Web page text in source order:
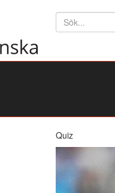
Söktext
Quiz